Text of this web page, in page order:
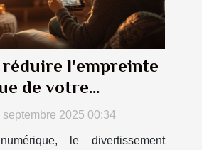
réduire l'empreinte
de votre
domestique ?
septembre 2025 00:34
le divertissement